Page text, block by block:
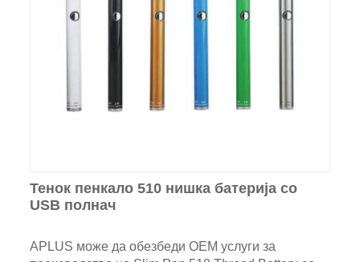
Тенок пенкало 510 нишка батерија со
USB полнач
APLUS може да обезбеди OEM услуги за